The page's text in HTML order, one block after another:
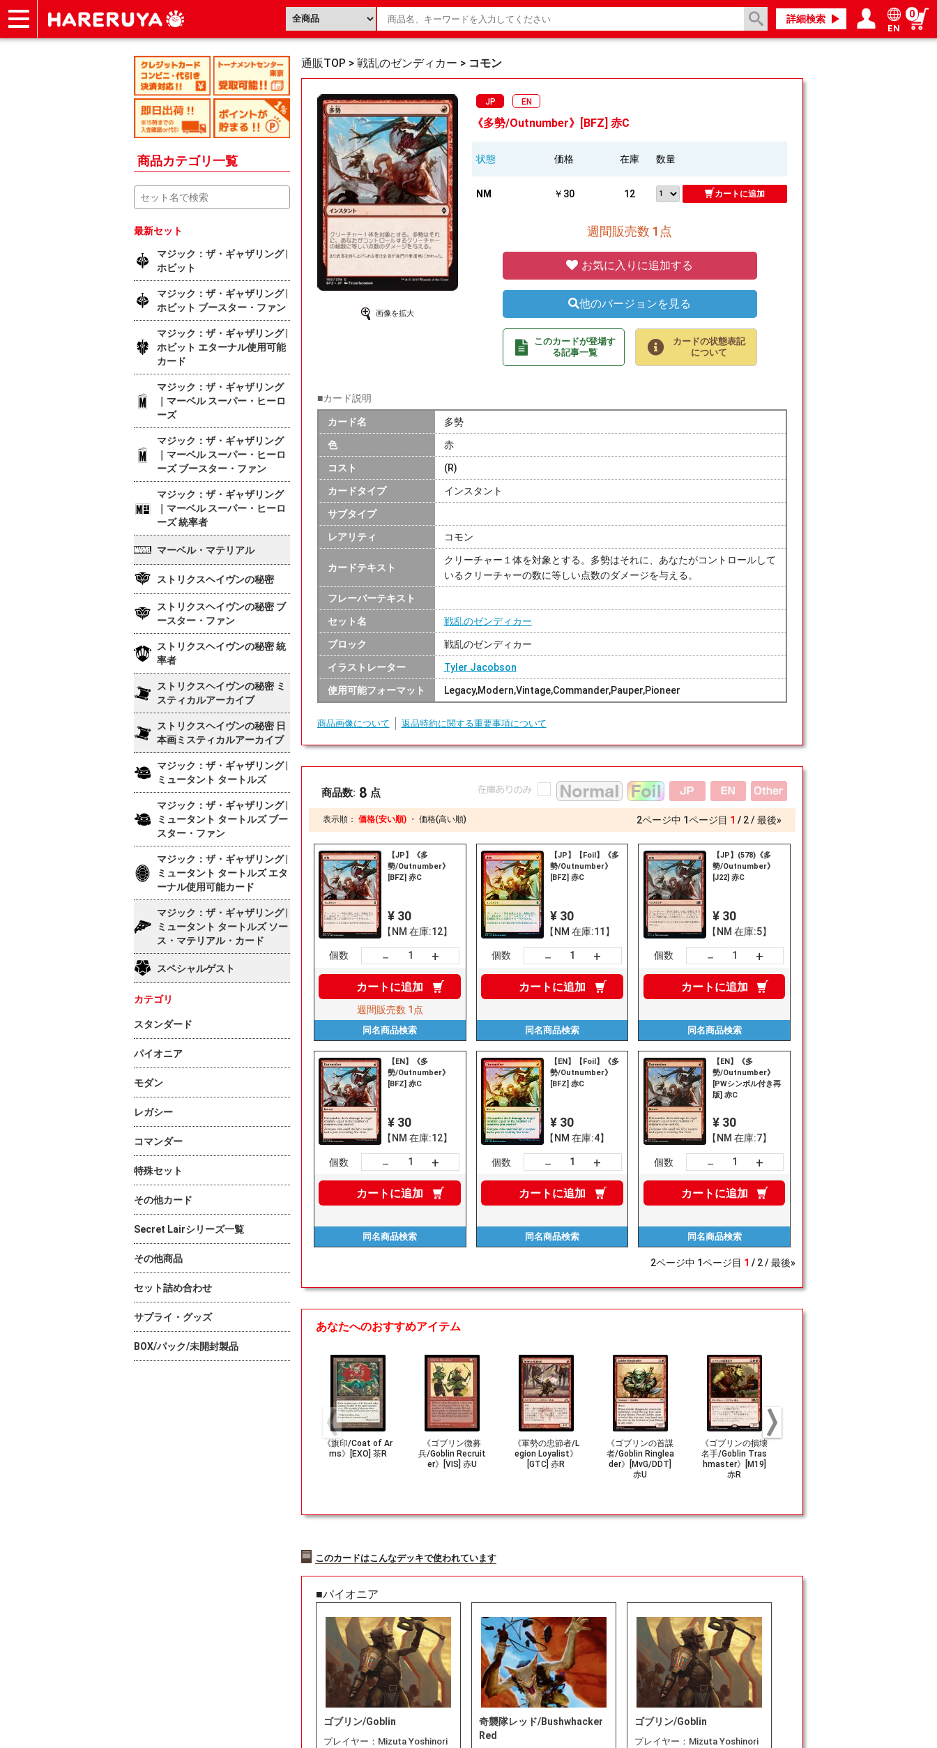
詳細検索
EN
0
商品カテゴリ一覧
通販TOP > 戦乱のゼンディカー > コモン
画像を拡大
JP EN
《多勢/Outnumber》[BFZ] 赤C
状態 価格 在庫 数量
NM ￥30 12 カートに追加
週間販売数 1点
お気に入りに追加する
他のバージョンを見る
このカードが登場す
る記事一覧
カードの状態表記
について
■カード説明
カード名 多勢
色 赤
コスト (R)
カードタイプ インスタント
サブタイプ
レアリティ コモン
カードテキスト
クリーチャー１体を対象とする。多勢はそれに、あなたがコントロールして
いるクリーチャーの数に等しい点数のダメージを与える。
フレーバーテキスト
セット名 戦乱のゼンディカー
ブロック 戦乱のゼンディカー
イラストレーター Tyler Jacobson
使用可能フォーマット Legacy,Modern,Vintage,Commander,Pauper,Pioneer
商品画像について 返品特約に関する重要事項について
商品数: 8 点
表示順： 価格(安い順) ・ 価格(高い順) 2ページ中 1ページ目 1 2 最後»
【JP】《多
勢/Outnumber》
[BFZ] 赤C
¥ 30
【NM 在庫:12】
個数 － +
カートに追加
週間販売数 1点
同名商品検索
【JP】【Foil】《多
勢/Outnumber》
[BFZ] 赤C
¥ 30
【NM 在庫:11】
個数 － +
カートに追加
同名商品検索
【JP】(578)《多
勢/Outnumber》
[J22] 赤C
¥ 30
【NM 在庫:5】
個数 － +
カートに追加
同名商品検索
【EN】《多
勢/Outnumber》
[BFZ] 赤C
¥ 30
【NM 在庫:12】
個数 － +
カートに追加
同名商品検索
【EN】【Foil】《多
勢/Outnumber》
[BFZ] 赤C
¥ 30
【NM 在庫:4】
個数 － +
カートに追加
同名商品検索
【EN】《多
勢/Outnumber》
[PWシンボル付き再
版] 赤C
¥ 30
【NM 在庫:7】
個数 － +
カートに追加
同名商品検索
2ページ中 1ページ目 1 2 最後»
あなたへのおすすめアイテム
《旗印/Coat of Ar
ms》[EXO] 茶R
《ゴブリン徴募
兵/Goblin Recruit
er》[VIS] 赤U
《軍勢の忠節者/L
egion Loyalist》
[GTC] 赤R
《ゴブリンの首謀
者/Goblin Ringlea
der》[MvG/DDT]
赤U
《ゴブリンの損壊
名手/Goblin Tras
hmaster》[M19]
赤R
このカードはこんなデッキで使われています
■パイオニア
ゴブリン/Goblin
プレイヤー： Mizuta Yoshinori
奇襲隊レッド/Bushwhacker
Red
ゴブリン/Goblin
プレイヤー： Mizuta Yoshinori